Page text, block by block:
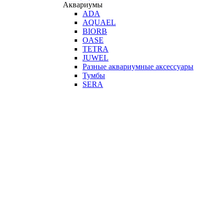
Аквариумы
ADA
AQUAEL
BIORB
OASE
TETRA
JUWEL
Разные аквариумные аксессуары
Тумбы
SERA